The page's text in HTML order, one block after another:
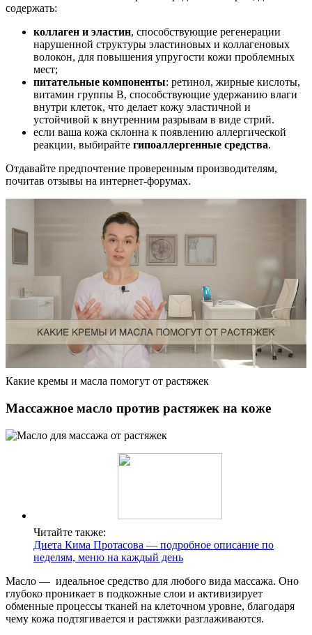
содержать:
коллаген и эластин, способствующие регенерации
нарушенной структуры эластиновых и коллагеновых
волокон, для повышения упругости кожи проблемных
мест;
питательные компоненты: ретинол, жирные кислоты,
витамин группы В, способствующие удержанию влаги
внутри клеток, что делает кожу эластичной и
устойчивой к внутренним разрывам в виде стрий.
если ваша кожа склонна к появлению аллергической
реакции, выбирайте гипоаллергенные средства.
Отдавайте предпочтение проверенным производителям,
почитав отзывы на интернет-форумах.
Какие кремы и масла помогут от растяжек
Массажное масло против растяжек на коже
Читайте также:
Диета Кима Протасова — подробное описание по
неделям, меню на каждый день
Масло — идеальное средство для любого вида массажа. Оно
глубоко проникает в подкожные слои и активизирует
обменные процессы тканей на клеточном уровне, благодаря
чему кожа подтягивается и растяжки разглаживаются.